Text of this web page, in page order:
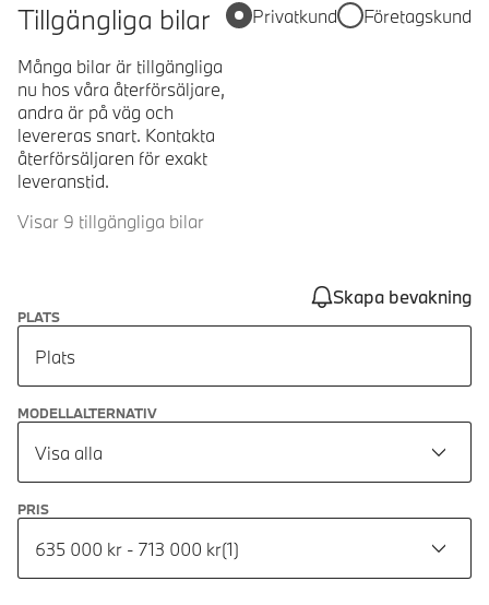
Tillgängliga bilar
Många bilar är tillgängliga
nu hos våra återförsäljare,
andra är på väg och
levereras snart. Kontakta
återförsäljaren för exakt
leveranstid.
Visar 9 tillgängliga bilar
Privatkund Företagskund
Skapa bevakning
PLATS
Plats
MODELLALTERNATIV
Visa alla
PRIS
635 000 kr - 713 000 kr(1)